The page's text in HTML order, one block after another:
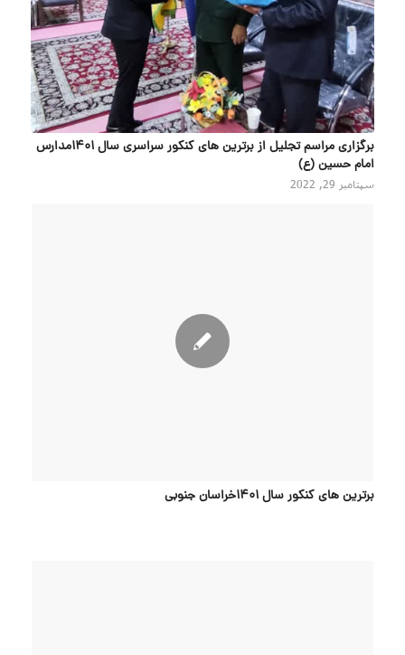
برگزاری مراسم تجلیل از برترین های کنکور سراسری سال ۱۴۰۱مدارس
امام حسین (ع)
سپتامبر 29, 2022
برترین های کنکور سال 1401خراسان جنوبی